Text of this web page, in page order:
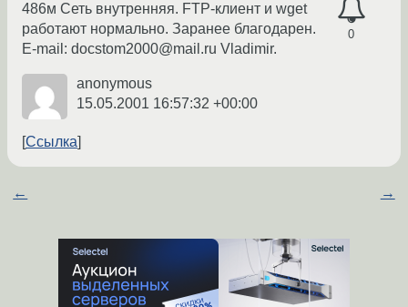
0
486м Сеть внутренняя. FTP-клиент и wget
работают нормально. Заранее благодарен.
E-mail: docstom2000@mail.ru Vladimir.
anonymous
15.05.2001 16:57:32 +00:00
Ссылка
← →